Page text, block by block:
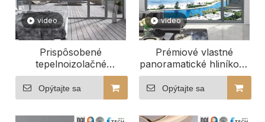
video
Prispôsobené
tepelnoizolačné
hliníkové panoramatické
okno Northtech s
energetickou úsporou
Opýtajte sa
video
Prémiové vlastné
panoramatické hliníkové
okná pre súčasné domy
Opýtajte sa